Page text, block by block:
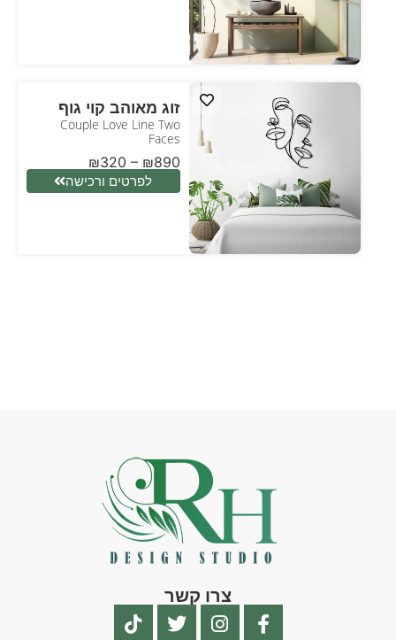
זוג מאוהב קוי גוף
Couple Love Line Two
Faces
₪320 – ₪890
לפרטים ורכישה
צרו קשר